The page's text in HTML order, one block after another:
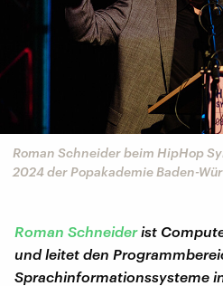
Roman Schneider beim HipHop
2024 der Popakademie Baden-
Roman Schneiderist
und leitet den
Sprachinformationssysteme